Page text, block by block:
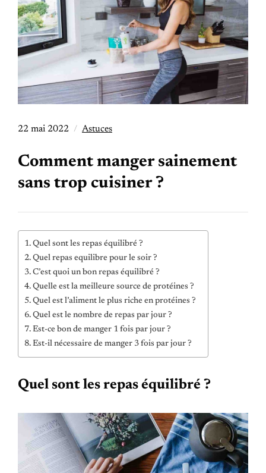
22 mai 2022 Astuces
Comment manger sainement
sans trop cuisiner ?
Quel sont les repas équilibré ?
Quel repas equilibre pour le soir ?
C’est quoi un bon repas équilibré ?
Quelle est la meilleure source de protéines ?
Quel est l’aliment le plus riche en protéines ?
Quel est le nombre de repas par jour ?
Est-ce bon de manger 1 fois par jour ?
Est-il nécessaire de manger 3 fois par jour ?
Quel sont les repas équilibré ?